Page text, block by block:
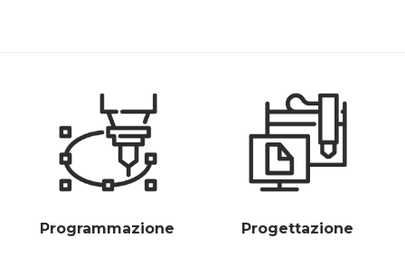
Programmazione Progettazione